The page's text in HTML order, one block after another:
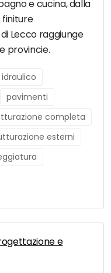
e cucina, dalla
finiture
Lecco raggiunge
provincie.
pavimenti
completa
esterni
e